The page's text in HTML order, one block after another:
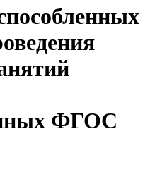
ФГОС